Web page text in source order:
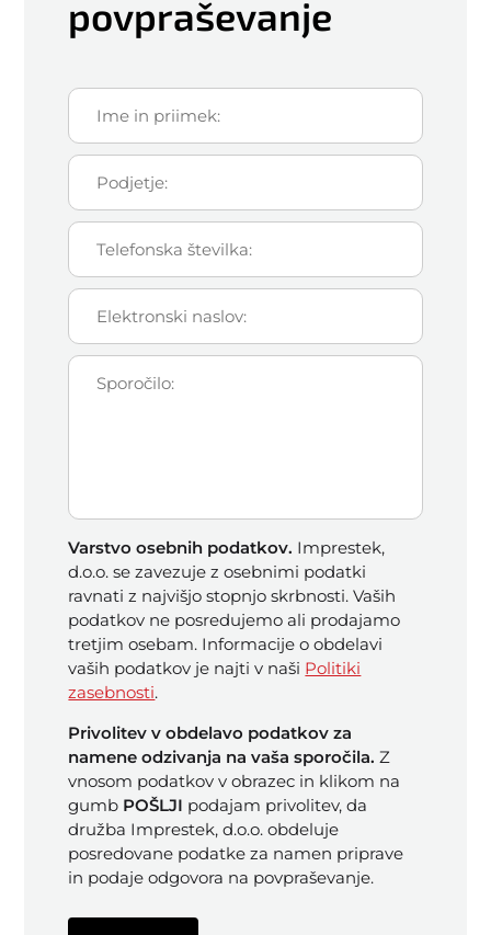
povpraševanje
Varstvo osebnih podatkov. Imprestek,
d.o.o. se zavezuje z osebnimi podatki
ravnati z najvišjo stopnjo skrbnosti. Vaših
podatkov ne posredujemo ali prodajamo
tretjim osebam. Informacije o obdelavi
vaših podatkov je najti v naši Politiki
zasebnosti.
Privolitev v obdelavo podatkov za
namene odzivanja na vaša sporočila. Z
vnosom podatkov v obrazec in klikom na
gumb POŠLJI podajam privolitev, da
družba Imprestek, d.o.o. obdeluje
posredovane podatke za namen priprave
in podaje odgovora na povpraševanje.